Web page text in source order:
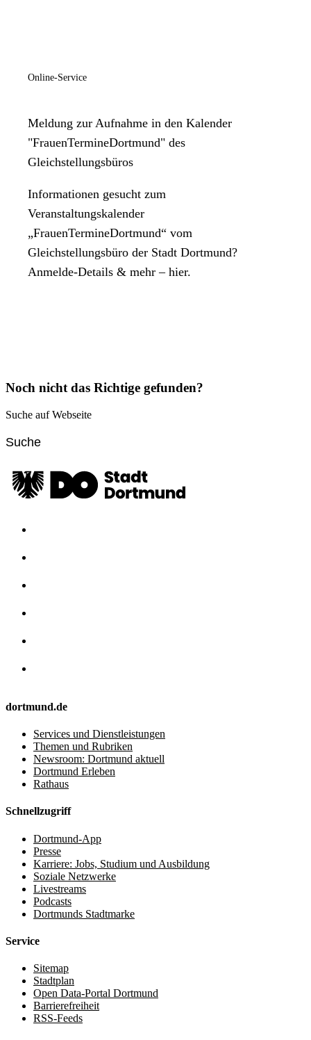
Online-Service
Meldung zur Aufnahme in den Kalender
"FrauenTermineDortmund" des
Gleichstellungsbüros
Informationen gesucht zum
Veranstaltungskalender
„FrauenTermineDortmund“ vom
Gleichstellungsbüro der Stadt Dortmund?
Anmelde-Details & mehr – hier.
Noch nicht das Richtige gefunden?
Suche auf Webseite
dortmund.de
Services und Dienstleistungen
Themen und Rubriken
Newsroom: Dortmund aktuell
Dortmund Erleben
Rathaus
Schnellzugriff
Dortmund-App
Presse
Karriere: Jobs, Studium und Ausbildung
Soziale Netzwerke
Livestreams
Podcasts
Dortmunds Stadtmarke
Service
Sitemap
Stadtplan
Open Data-Portal Dortmund
Barrierefreiheit
RSS-Feeds